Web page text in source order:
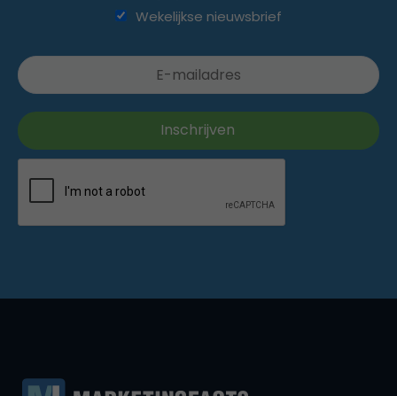
Wekelijkse nieuwsbrief